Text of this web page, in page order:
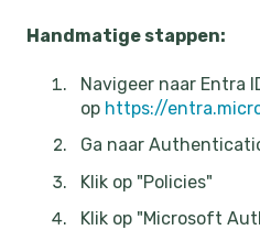
Handmatige stappen:
Navigeer naar Entra
op https://
Ga naar
Klik op "Policies"
Klik op "Microsoft